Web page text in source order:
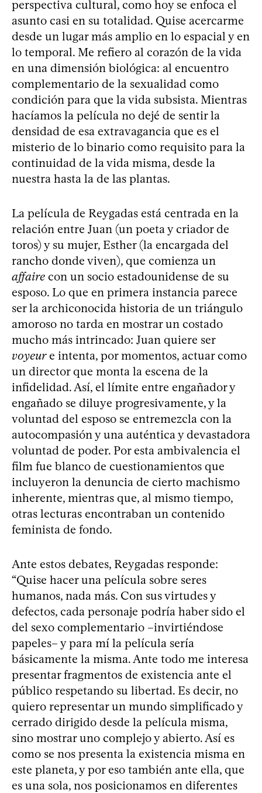
perspectiva cultural, como hoy se enfoca el
asunto casi en su totalidad. Quise acercarme
desde un lugar más amplio en lo espacial y en
lo temporal. Me refiero al corazón de la vida
en una dimensión biológica: al encuentro
complementario de la sexualidad como
condición para que la vida subsista. Mientras
hacíamos la película no dejé de sentir la
densidad de esa extravagancia que es el
misterio de lo binario como requisito para la
continuidad de la vida misma, desde la
nuestra hasta la de las plantas.
La película de Reygadas está centrada en la
relación entre Juan (un poeta y criador de
toros) y su mujer, Esther (la encargada del
rancho donde viven), que comienza un
affaire con un socio estadounidense de su
esposo. Lo que en primera instancia parece
ser la archiconocida historia de un triángulo
amoroso no tarda en mostrar un costado
mucho más intrincado: Juan quiere ser
voyeure intenta, por momentos, actuar como
un director que monta la escena de la
infidelidad. Así, el límite entre engañador y
engañado se diluye progresivamente, y la
voluntad del esposo se entremezcla con la
autocompasión y una auténtica y devastadora
voluntad de poder. Por esta ambivalencia el
film fue blanco de cuestionamientos que
incluyeron la denuncia de cierto machismo
inherente, mientras que, al mismo tiempo,
otras lecturas encontraban un contenido
feminista de fondo.
Ante estos debates, Reygadas responde:
“Quise hacer una película sobre seres
humanos, nada más. Con sus virtudes y
defectos, cada personaje podría haber sido el
del sexo complementario –invirtiéndose
papeles– y para mí la película sería
básicamente la misma. Ante todo me interesa
presentar fragmentos de existencia ante el
público respetando su libertad. Es decir, no
quiero representar un mundo simplificado y
cerrado dirigido desde la película misma,
sino mostrar uno complejo y abierto. Así es
como se nos presenta la existencia misma en
este planeta, y por eso también ante ella, que
es una sola, nos posicionamos en diferentes